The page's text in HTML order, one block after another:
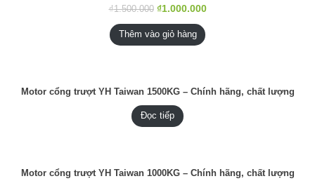
ĐANG
GIÁ
₫1.500.000 ₫1.000.000
Thêm vào giỏ hàng
Motor cổng trượt YH Taiwan 1500KG – Chính hãng, chất lượng
Đọc tiếp
Motor cổng trượt YH Taiwan 1000KG – Chính hãng, chất lượng